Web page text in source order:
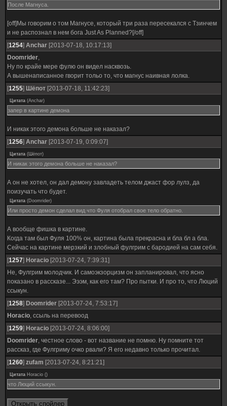
После Магнуса.
[off]Мы говорим о том Магнусе, который три раза пересекался с Тзинчем
и не распознал в нем бога Just As Planned?[/off]
[1254] Anchar [2013-07-18, 10:17:13]
Doomrider,
Ну по крайе мере фулю он видел насквозь.
А вышенаписанное гворит тольо то, что магнус наивная лолка.
[1255] Шёпот [2013-07-18, 11:42:23]
Цитата (Anchar)
запер в картине демона
И никак этого демона больше не наказал?
[1256] Anchar [2013-07-19, 0:09:07]
Цитата (Шёпот)
И никак этого демона больше не наказал?
А он не хотел, он дал демону завладеть телом джаст фор лулз, да
поизучать что будет.
Цитата (Doomrider)
Или просто демон сделал вид что Фуля отобрал свое тело обратно.
А вообще фишка в картине.
Когда там был Фуля 100% он, картина была прекрасна и бла бл а бла.
Сейчас на картине мерзкий и злобный фулгрим с бародией на сам себя.
[1257] Horacio [2013-07-24, 7:39:31]
Не, Фулгрим молодчик. И самоэкзорцизм он запланировал, что ясно
показано в рассказе... Эээм, как его там? Про пытки. И про то, что Люций
ссыкун.
[1258] Doomrider [2013-07-24, 7:53:17]
Horacio, ссыль на перевоод
[1259] Horacio [2013-07-24, 8:06:00]
Doomrider, честное слово - вот название не помню. Ну помните тот
рассказ, где Фулгриму очко рвали? Я его недавно только прочитал.
[1260] zufam [2013-07-24, 8:21:21]
Цитата Horacio ()
что Люций ссыкун.